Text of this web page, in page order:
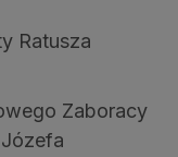
Ratusza
Zaboracy